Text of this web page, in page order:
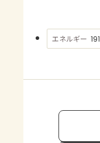
AJINOMOTO
エネルギー 191